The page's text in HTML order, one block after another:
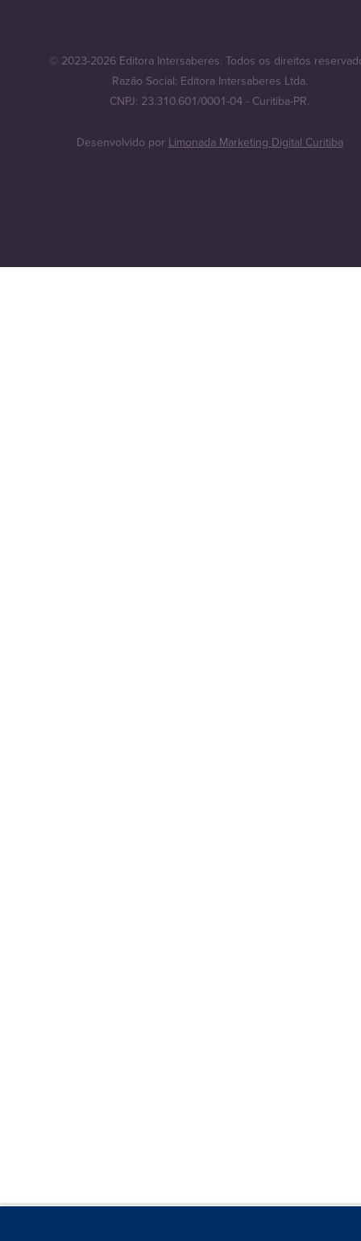
© 2023-2026 Editora Intersaberes. Todos os direitos
Razão Social: Editora Intersaberes Ltda.
CNPJ: 23.310.601/0001-04 - Curitiba-PR.
Desenvolvido porLimonada Marketing Digital Curitiba